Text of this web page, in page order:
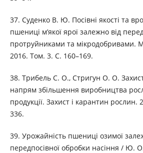
37. Суденко В. Ю. Посівні якості та
пшениці м’якої ярої залежно від
протруйниками та мікродобривами.
2016. Том. 3. С. 160–169.
38. Трибель С. О., Стригун О. О.
напрям збільшення виробництва
продукції. Захист і карантин
336.
39. Урожайність пшениці озимої
передпосівної обробки насіння / Ю.